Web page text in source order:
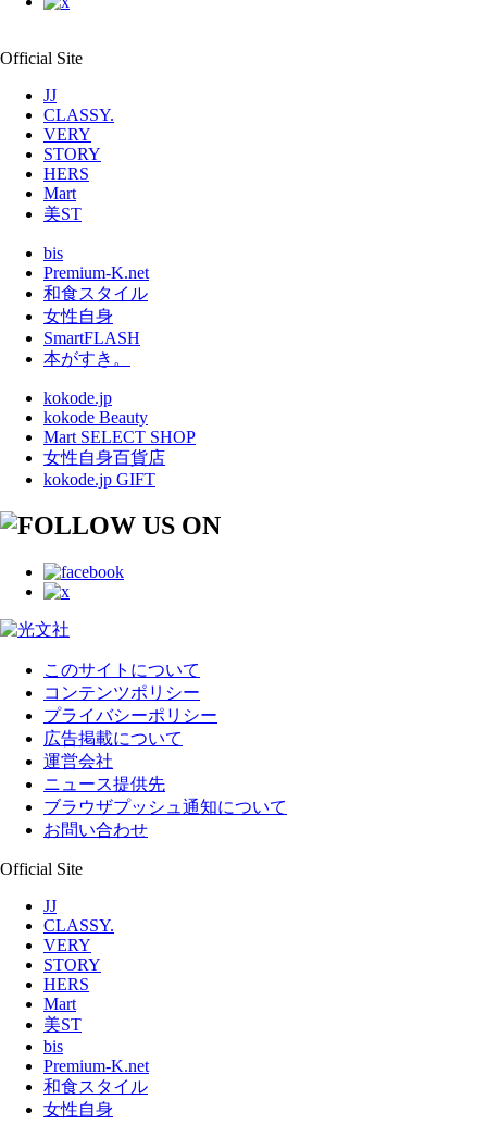
Official Site
JJ
CLASSY.
VERY
STORY
HERS
Mart
美ST
bis
Premium-K.net
和食スタイル
女性自身
SmartFLASH
本がすき。
kokode.jp
kokode Beauty
Mart SELECT SHOP
女性自身百貨店
kokode.jp GIFT
このサイトについて
コンテンツポリシー
プライバシーポリシー
広告掲載について
運営会社
ニュース提供先
ブラウザプッシュ通知について
お問い合わせ
Official Site
JJ
CLASSY.
VERY
STORY
HERS
Mart
美ST
bis
Premium-K.net
和食スタイル
女性自身